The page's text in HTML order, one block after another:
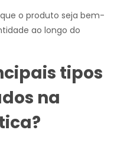
o produto seja bem-
ao longo do
tipos
na